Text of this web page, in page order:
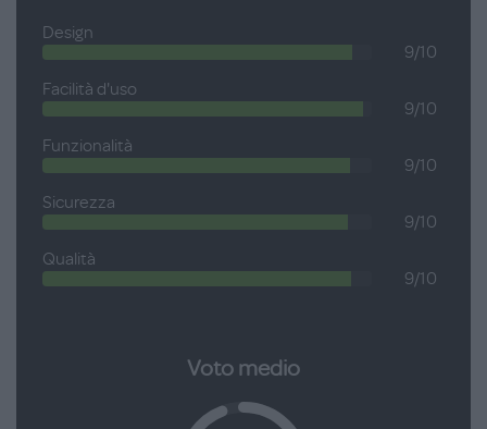
Design
9/10
Facilità d'uso
9/10
Funzionalità
9/10
Sicurezza
9/10
Qualità
9/10
Voto medio